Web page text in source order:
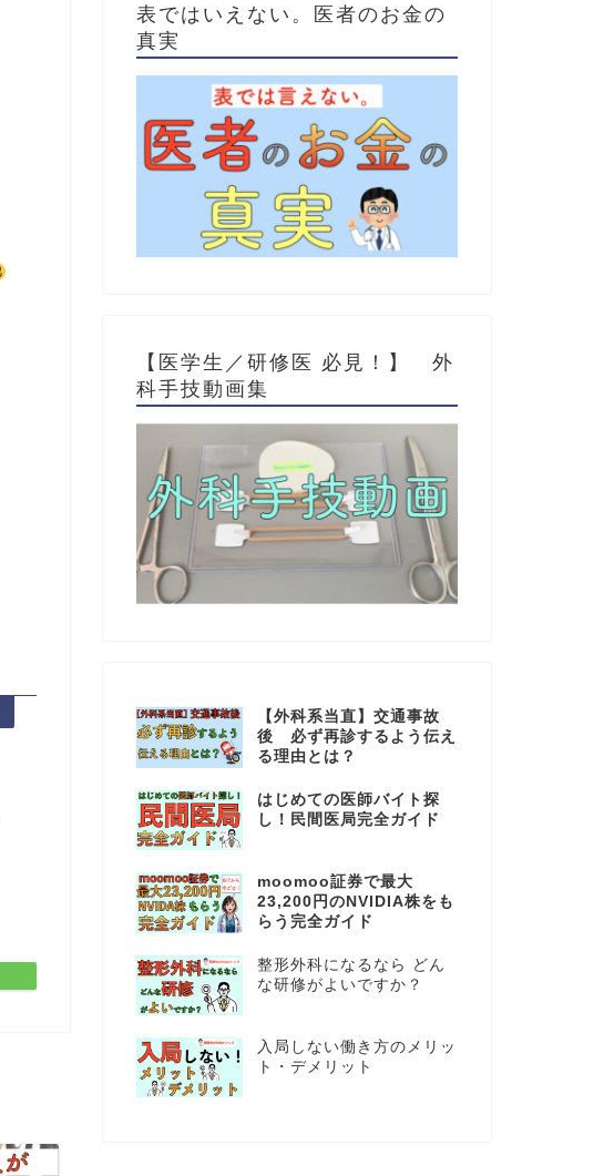
表ではいえない。医者のお金の
真実
【医学生／研修医 必見！】 外
科手技動画集
【外科系当直】交通事故
後 必ず再診するよう伝え
る理由とは？
はじめての医師バイト探
し！民間医局完全ガイド
moomoo証券で最大
23,200円のNVIDIA株をも
らう完全ガイド
整形外科になるなら どん
な研修がよいですか？
入局しない働き方のメリッ
ト・デメリット